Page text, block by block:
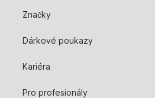
Značky
Dárkové poukazy
Kariéra
Pro profesionály